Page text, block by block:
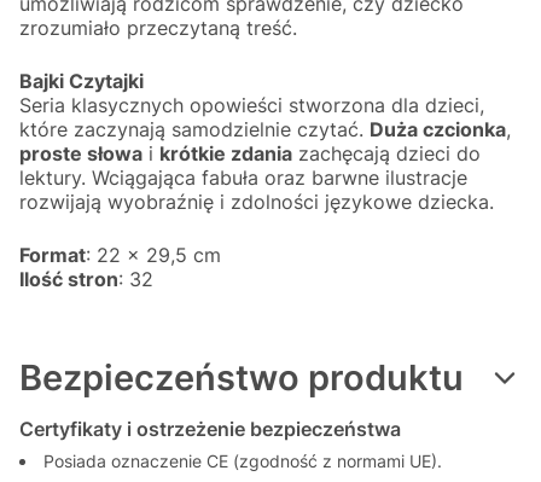
zrozumiało przeczytaną treść.
Bajki Czytajki
Seria klasycznych opowieści stworzona dla dzieci,
które zaczynają samodzielnie czytać. Duża czcionka,
proste słowa i krótkie zdania zachęcają dzieci do
lektury. Wciągająca fabuła oraz barwne ilustracje
rozwijają wyobraźnię i zdolności językowe dziecka.
Format: 22 x 29,5 cm
Ilość stron: 32
Bezpieczeństwo produktu
Certyfikaty i ostrzeżenie bezpieczeństwa
Posiada oznaczenie CE (zgodność z normami UE).